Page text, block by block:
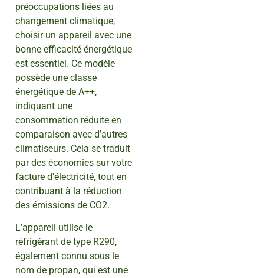
préoccupations liées au
changement climatique,
choisir un appareil avec une
bonne efficacité énergétique
est essentiel. Ce modèle
possède une classe
énergétique de A++,
indiquant une
consommation réduite en
comparaison avec d’autres
climatiseurs. Cela se traduit
par des économies sur votre
facture d’électricité, tout en
contribuant à la réduction
des émissions de CO2.
L’appareil utilise le
réfrigérant de type R290,
également connu sous le
nom de propan, qui est une